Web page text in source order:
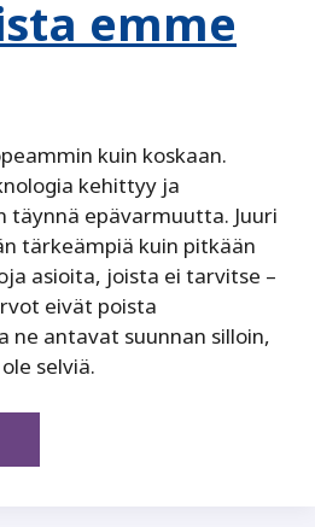
emme
kuin koskaan.
kehittyy ja
epävarmuutta. Juuri
tärkeämpiä kuin pitkään
asioita, joista ei tarvitse –
eivät poista
antavat suunnan silloin,
selviä.